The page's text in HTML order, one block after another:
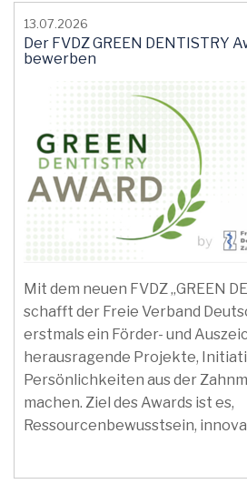
13.07.2026
Der FVDZ GREEN DENTISTRY
bewerben
Mit dem neuen FVDZ „GREEN
schafft der Freie Verband
erstmals ein Förder- und
herausragende Projekte,
Persönlichkeiten aus der
machen. Ziel des Awards ist es,
Ressourcenbewusstsein,